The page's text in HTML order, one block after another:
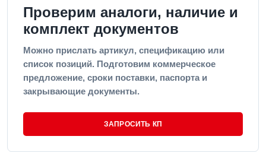
Проверим аналоги, наличие и
комплект документов
Можно прислать артикул, спецификацию или
список позиций. Подготовим коммерческое
предложение, сроки поставки, паспорта и
закрывающие документы.
ЗАПРОСИТЬ КП